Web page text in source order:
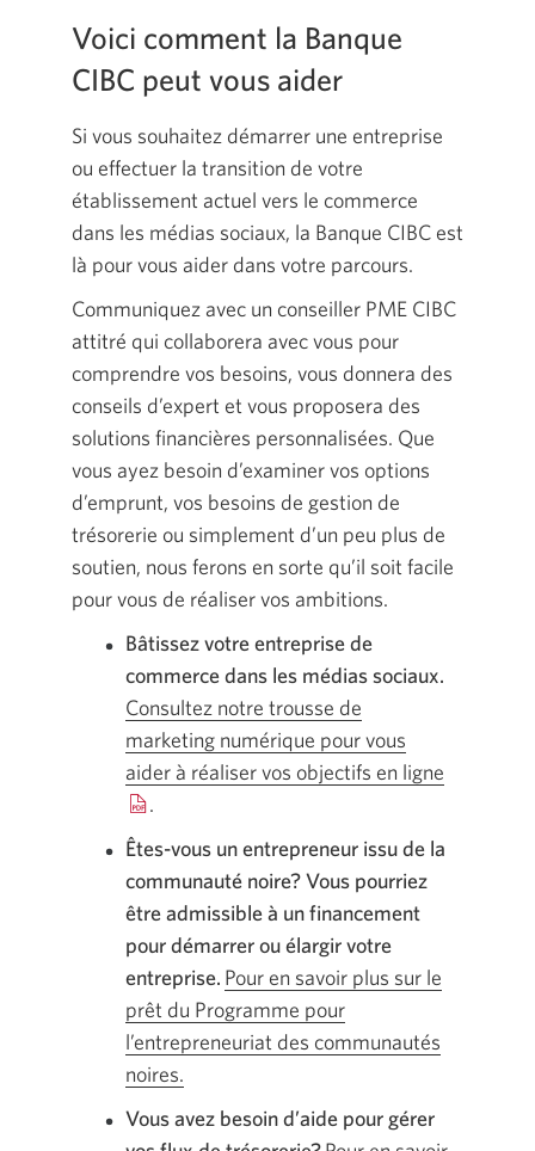
Voici comment la Banque
CIBC peut vous aider
Si vous souhaitez démarrer une entreprise
ou effectuer la transition de votre
établissement actuel vers le commerce
dans les médias sociaux, la Banque CIBC est
là pour vous aider dans votre parcours.
Communiquez avec un conseiller PME CIBC
attitré qui collaborera avec vous pour
comprendre vos besoins, vous donnera des
conseils d’expert et vous proposera des
solutions financières personnalisées. Que
vous ayez besoin d’examiner vos options
d’emprunt, vos besoins de gestion de
trésorerie ou simplement d’un peu plus de
soutien, nous ferons en sorte qu’il soit facile
pour vous de réaliser vos ambitions.
Bâtissez votre entreprise de
commerce dans les médias sociaux.
Consultez notre trousse de
marketing numérique pour vous
aider à réaliser vos objectifs en ligne
.
Êtes-vous un entrepreneur issu de la
communauté noire? Vous pourriez
être admissible à un financement
pour démarrer ou élargir votre
entreprise. Pour en savoir plus sur le
prêt du Programme pour
l’entrepreneuriat des communautés
noires.
Vous avez besoin d’aide pour gérer